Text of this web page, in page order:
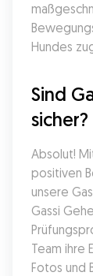
Hundes
Sind
sicher?
Absolut!
positiven
unsere
Gassi
Team ihre
Fotos und